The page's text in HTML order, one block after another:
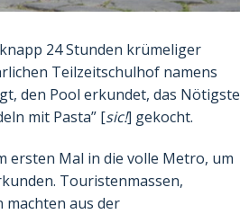
24 Stunden krümeliger
Teilzeitschulhof namens
den Pool erkundet, das Nötigste
mit Pasta” [sic!] gekocht.
ersten Mal in die volle Metro, um
Touristenmassen,
machten aus der